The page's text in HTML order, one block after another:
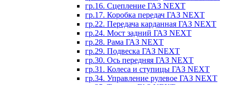
гр.16. Сцепление ГАЗ NEXT
гр.17. Коробка передач ГАЗ NEXT
гр.22. Передача карданная ГАЗ NEXT
гр.24. Мост задний ГАЗ NEXT
гр.28. Рама ГАЗ NEXT
гр.29. Подвеска ГАЗ NEXT
гр.30. Ось передняя ГАЗ NEXT
гр.31. Колеса и ступицы ГАЗ NEXT
гр.34. Управление рулевое ГАЗ NEXT